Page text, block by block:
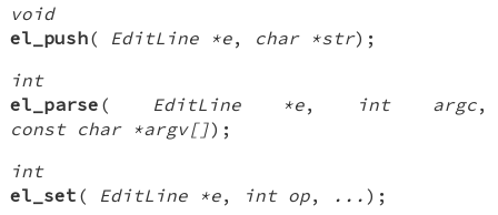
void
el_push( EditLine *e, char *str);
int
el_parse ( EditLine *e, int argc,
const char *argv[]);
int
el_set ( EditLine *e, int op, ... );